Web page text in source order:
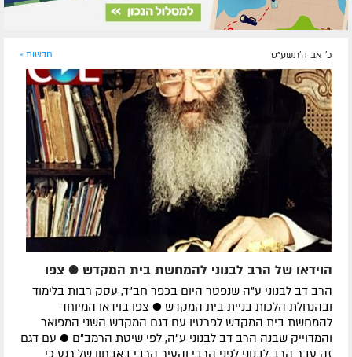
כ' אב ה׳תשע״ט חדשות »
הוידאו של הרב לבנוני להמחשת בית המקדש ● צפו
הרב דב לבנוני ע"ה שנפטר היום בכפר חב"ד, עסק רבות בלימוד
ובהנחלת הלכות בניית בית המקדש ● צפו בוידאו המיוחד
להמחשת בית המקדש לפרטיו עם דגם המקדש השני המפואר
והמדוייק שבנה הרב דב לבנוני ע"ה, לפי שיטת הרמב"ם ● עם דגם